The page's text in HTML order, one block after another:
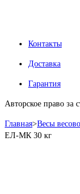
Контакты
Доставка
Гарантия
Авторское право за
Главная>Весы
ЕЛ-МК 30 кг